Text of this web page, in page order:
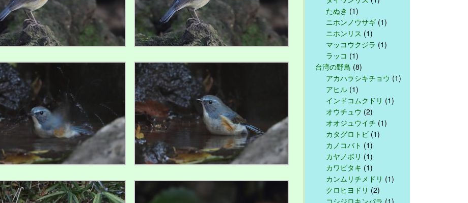
たぬき (1)
ニホンノウサギ (1)
ニホンリス (1)
マッコウクジラ (1)
ラッコ (1)
台湾の野鳥 (8)
アカハラシキチョウ (1)
アヒル (1)
インドコムクドリ (1)
オウチュウ (2)
オオジュウイチ (1)
カタグロトビ (1)
カノコバト (1)
カヤノボリ (1)
カワビタキ (1)
カンムリチメドリ (1)
クロヒヨドリ (2)
コシジロキンパラ (1)